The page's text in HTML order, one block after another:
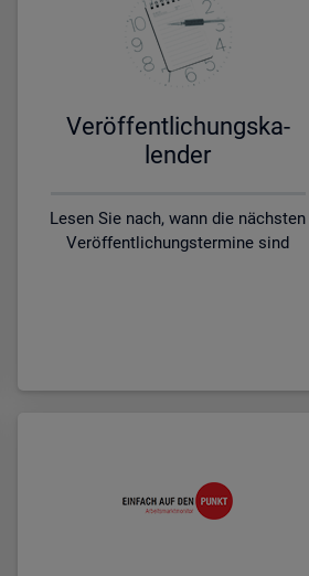
Ver­öf­fent­li­chungs­ka­
len­der
Lesen Sie nach, wann die nächsten
Veröffentlichungstermine sind